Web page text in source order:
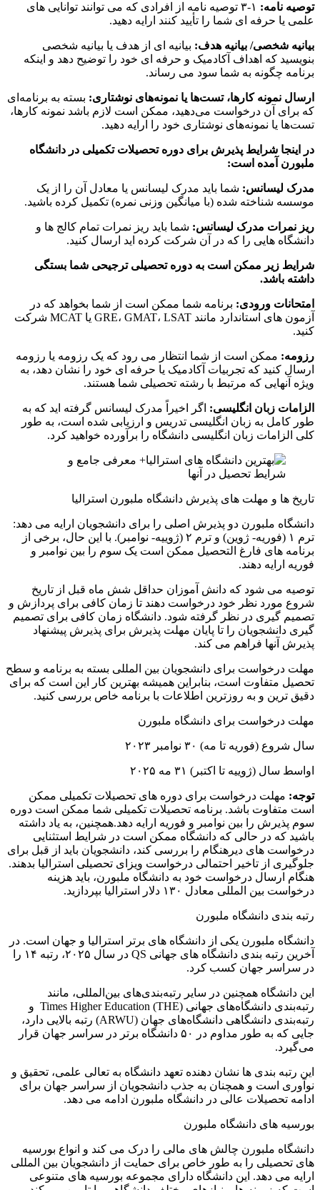
توصیه نامه:
۱-۳ توصیه نامه از افرادی که می توانند توانایی های
علمی یا حرفه ای شما را تأیید کنند ارایه دهید.
بیانیه شخصی/ بیانیه هدف: بیانیه ای از هدف یا بیانیه شخصی
بنویسید که اهداف آکادمیک و حرفه ای خود را توضیح دهد و اینکه
برنامه چگونه به شما سود می رساند.
ارسال نمونه کارها، تست‌ها یا نمونه‌های نوشتاری: بسته به برنامه‌ای
که برای آن درخواست می‌دهید، ممکن است لازم باشد نمونه کارها،
تست‌ها یا نمونه‌های نوشتاری خود را ارایه دهید.
در اینجا شرایط پذیرش برای دوره تحصیلات تکمیلی در دانشگاه
ملبورن آمده است:
مدرک لیسانس: شما باید مدرک لیسانس یا معادل آن را از یک
موسسه شناخته شده (با میانگین وزنی نمره) تکمیل کرده باشید.
ریز نمرات مدرک لیسانس: شما باید ریز نمرات تمام کالج ها و
دانشگاه هایی را که در آن شرکت کرده اید ارسال کنید.
شرایط زیر ممکن است به دوره تحصیلی ترجیحی شما بستگی
داشته باشد.
امتحانات ورودی: برنامه شما ممکن است از شما بخواهد که در
آزمون های استاندارد مانند GRE، GMAT، LSAT یا MCAT شرکت
کنید.
رزومه: ممکن است از شما انتظار می رود که یک رزومه یا رزومه
ارسال کنید که تجربیات آکادمیک یا حرفه ای خود را نشان دهد، به
ویژه آنهایی که مرتبط با رشته تحصیلی شما هستند.
الزامات زبان انگلیسی: اگر اخیراً مدرک لیسانس گرفته اید که به
طور کامل به زبان انگلیسی تدریس و ارزیابی شده است، به طور
کلی الزامات زبان انگلیسی دانشگاه را برآورده خواهید کرد.
تاریخ ها و مهلت های پذیرش دانشگاه ملبورن استرالیا
دانشگاه ملبورن دو پذیرش اصلی را برای دانشجویان ارایه می دهد:
ترم ۱ (فوریه- ژوین) و ترم ۲ (ژوییه- نوامبر). با این حال، برخی از
برنامه های فارغ التحصیل ممکن است یک سوم را بین نوامبر و
فوریه ارایه دهند.
توصیه می شود که دانش آموزان حداقل شش ماه قبل از تاریخ
شروع مورد نظر خود درخواست دهند تا زمان کافی برای پردازش و
تصمیم گیری در نظر گرفته شود. دانشگاه زمان کافی برای تصمیم
گیری دانشجویان را تا پایان مهلت پذیرش برای پذیرش پیشنهاد
پذیرش آنها فراهم می کند.
مهلت درخواست برای دانشجویان بین المللی بسته به برنامه و سطح
تحصیل متفاوت است، بنابراین همیشه بهترین کار این است که برای
دقیق ترین و به روزترین اطلاعات با برنامه خاص بررسی کنید.
مهلت درخواست برای دانشگاه ملبورن
سال شروع (فوریه تا مه) ۳۰ نوامبر ۲۰۲۳
اواسط سال (ژوییه تا اکتبر) ۳۱ مه ۲۰۲۵
توجه: مهلت درخواست برای دوره های تحصیلات تکمیلی ممکن
است متفاوت باشد. برنامه تحصیلات تکمیلی شما ممکن است دوره
سوم پذیرش را بین نوامبر و فوریه ارایه دهد.همچنین، به یاد داشته
باشید که در حالی که دانشگاه ممکن است در شرایط استثنایی
درخواست های دیرهنگام را بررسی کند، دانشجویان باید از قبل برای
جلوگیری از تاخیر احتمالی درخواست ویزای تحصیلی استرالیا بدهند.
هنگام ارسال درخواست خود به دانشگاه ملبورن، باید هزینه
درخواست بین المللی معادل ۱۳۰ دلار استرالیا بپردازید.
رتبه بندی دانشگاه ملبورن
دانشگاه ملبورن یکی از دانشگاه های برتر استرالیا و جهان است. در
آخرین رتبه بندی دانشگاه های جهانی QS در سال ۲۰۲۵، رتبه ۱۴ را
در سراسر جهان کسب کرد.
این دانشگاه همچنین در سایر رتبه‌بندی‌های بین‌المللی، مانند
رتبه‌بندی دانشگاه‌های جهانی Times Higher Education (THE) و
رتبه‌بندی دانشگاهی دانشگاه‌های جهان (ARWU) رتبه بالایی دارد،
جایی که به طور مداوم در ۵۰ دانشگاه برتر در سراسر جهان قرار
می‌گیرد.
این رتبه بندی ها نشان دهنده تعهد دانشگاه به تعالی علمی، تحقیق و
نوآوری است و همچنان به جذب دانشجویان از سراسر جهان برای
ادامه تحصیلات عالی در دانشگاه ملبورن ادامه می دهد.
بورسیه های دانشگاه ملبورن
دانشگاه ملبورن چالش های مالی را درک می کند و انواع بورسیه
های تحصیلی را به طور خاص برای حمایت از دانشجویان بین المللی
ارایه می دهد. این دانشگاه دارای مجموعه بورسیه های متنوعی